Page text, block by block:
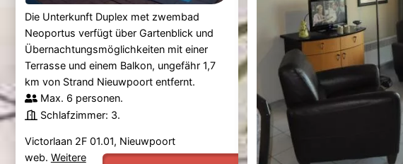
Die Unterkunft Duplex met zwembad
Neoportus verfügt über Gartenblick und
Übernachtungsmöglichkeiten mit einer
Terrasse und einem Balkon, ungefähr 1,7
km von Strand Nieuwpoort entfernt.
Max. 6 personen.
Schlafzimmer: 3.
Victorlaan 2F 01.01, Nieuwpoort
web. Weitere